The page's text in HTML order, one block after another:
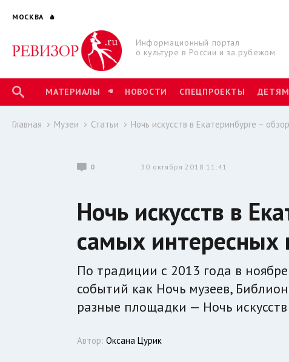
МОСКВА
Информационный портал
о культуре в России и за рубежом
МАТЕРИАЛЫ НОВОСТИ СПЕЦПРОЕКТЫ ДЕТЯМ
Главная Музеи Статьи Ночь искусств в Екатеринбурге –
0 30 октября 2018 11:41
Ночь искусств в
самых
По традиции с 2013 года в
событий как Ночь музеев,
разные площадки — Ночь искусств
Автор:Оксана Цурик